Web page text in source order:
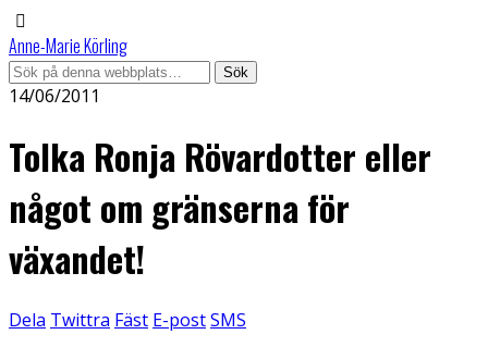
Anne-Marie Körling
14/06/2011
Tolka Ronja Rövardotter eller
något om gränserna för
växandet!
Dela Twittra Fäst E-postSMS